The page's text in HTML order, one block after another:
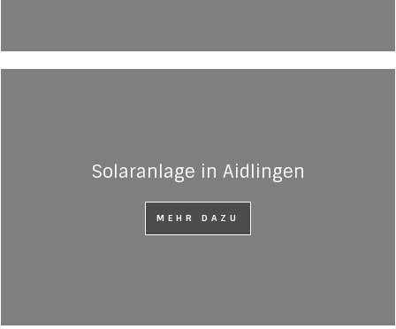
Solaranlage in Aidlingen
MEHR DAZU